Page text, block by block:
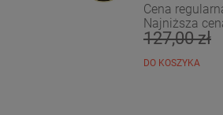
Cena
Najniższa
127,00 zł
DO KOSZYKA